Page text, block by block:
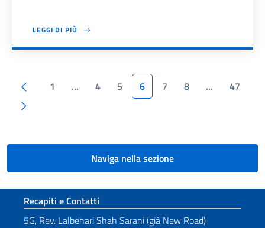
LEGGI DI PIÙ
Paginazione
Pagina precedente
1 … 4 5 6 7 8 …
47
Naviga nella sezione
Sezione footer
Recapiti e Contatti
5G, Rev. Lalbehari Shah Sarani (già New Road)